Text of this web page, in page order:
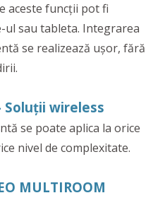
aceste funcții pot fi
sau tableta. Integrarea
se realizează ușor, fără
Soluții wireless
se poate aplica la orice
nivel de complexitate.
MULTIROOM